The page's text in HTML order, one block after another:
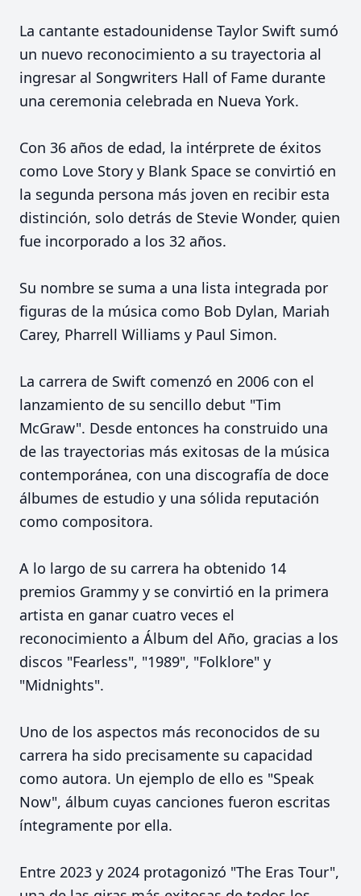
La cantante estadounidense Taylor Swift sumó
un nuevo reconocimiento a su trayectoria al
ingresar al Songwriters Hall of Fame durante
una ceremonia celebrada en Nueva York.
Con 36 años de edad, la intérprete de éxitos
como Love Story y Blank Space se convirtió en
la segunda persona más joven en recibir esta
distinción, solo detrás de Stevie Wonder, quien
fue incorporado a los 32 años.
Su nombre se suma a una lista integrada por
figuras de la música como Bob Dylan, Mariah
Carey, Pharrell Williams y Paul Simon.
La carrera de Swift comenzó en 2006 con el
lanzamiento de su sencillo debut "Tim
McGraw". Desde entonces ha construido una
de las trayectorias más exitosas de la música
contemporánea, con una discografía de doce
álbumes de estudio y una sólida reputación
como compositora.
A lo largo de su carrera ha obtenido 14
premios Grammy y se convirtió en la primera
artista en ganar cuatro veces el
reconocimiento a Álbum del Año, gracias a los
discos "Fearless", "1989", "Folklore" y
"Midnights".
Uno de los aspectos más reconocidos de su
carrera ha sido precisamente su capacidad
como autora. Un ejemplo de ello es "Speak
Now", álbum cuyas canciones fueron escritas
íntegramente por ella.
Entre 2023 y 2024 protagonizó "The Eras Tour",